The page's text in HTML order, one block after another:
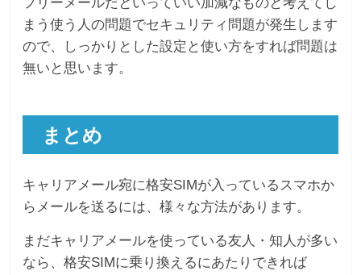
まう使う人の問題でセキュリティ問題が発生します
ので、しっかりとした設定と使い方をすれば問題は
無いと思います。
まとめ
キャリアメール宛に格安SIMが入っているスマホか
らメールを送るには、様々な方法があります。
まだキャリアメールを使っている友人・知人が多い
なら、格安SIMに乗り換えるにあたりできれば